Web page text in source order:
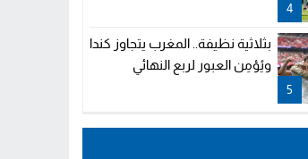
4
5
بثلاثية نظيفة.. المغرب يتجاوز كندا
ويُؤمِن العبور لربع النهائي